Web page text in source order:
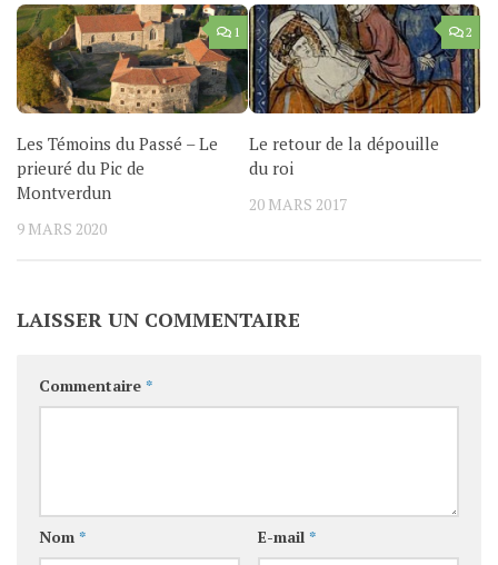
1
Les Témoins du Passé – Le
prieuré du Pic de
Montverdun
9 MARS 2020
2
Le retour de la dépouille
du roi
20 MARS 2017
LAISSER UN COMMENTAIRE
Commentaire *
Nom * E-mail *